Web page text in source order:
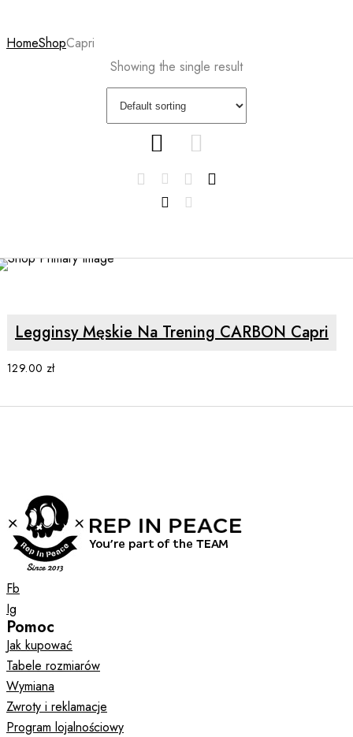
HomeShopCapri
Showing the single result
Legginsy Męskie Na Trening CARBON Capri
129.00 zł
Fb
Ig
Pomoc
Jak kupować
Tabele rozmiarów
Wymiana
Zwroty i reklamacje
Program lojalnościowy